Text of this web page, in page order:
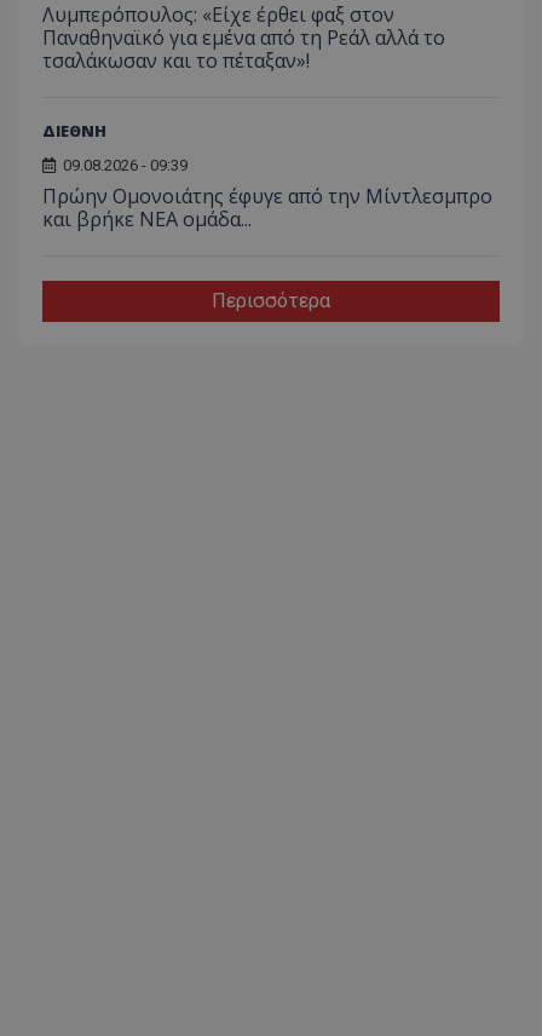
Λυμπερόπουλος: «Είχε έρθει φαξ στον
Παναθηναϊκό για εμένα από τη Ρεάλ αλλά το
τσαλάκωσαν και το πέταξαν»!
ΔΙΕΘΝΗ
09.08.2026 - 09:39
Πρώην Ομονοιάτης έφυγε από την Μίντλεσμπρο
και βρήκε ΝΕΑ ομάδα...
Περισσότερα